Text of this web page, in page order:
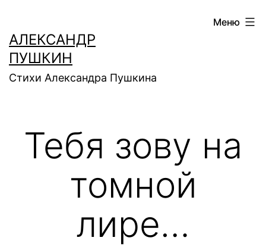
содержимому
АЛЕКСАНДР
ПУШКИН
Стихи Александра Пушкина
Меню
Тебя зову на
томной
лире…